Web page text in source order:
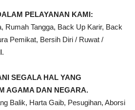
PELAYANAN KAMI:
Rumah Tangga, Back Up Karir, Back
Pemikat, Bersih Diri / Ruwat /
SEGALA HAL YANG
AGAMA DAN NEGARA.
Balik, Harta Gaib, Pesugihan, Aborsi